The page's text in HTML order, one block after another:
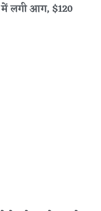
लगी आग, $120